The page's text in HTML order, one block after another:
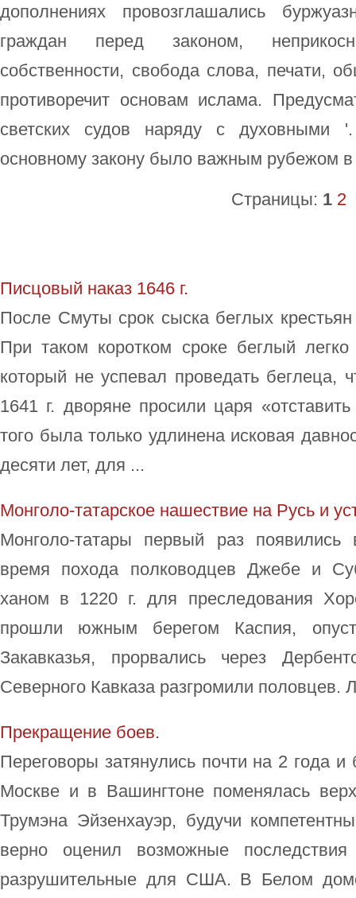
дополнениях провозглашались
граждан перед законом,
собственности, свобода слова, печати,
противоречит основам ислама.
светских судов наряду с духовными
основному закону было важным рубежом
Страницы: 1 2
Писцовый наказ 1646 г.
После Смуты срок сыска беглых
При таком коротком сроке беглый
который не успевал проведать беглеца,
1641 г. дворяне просили царя
того была только удлинена исковая
десяти лет, для ...
Монголо-татарское нашествие на Русь и
Монголо-татары первый раз
время похода полководцев Джебе и
ханом в 1220 г. для преследования
прошли южным берегом Каспия,
Закавказья, прорвались через
Северного Кавказа разгромили половцев.
Прекращение боев.
Переговоры затянулись почти на 2 года
Москве и в Вашингтоне поменялась
Трумэна Эйзенхауэр, будучи
верно оценил возможные
разрушительные для США. В Белом